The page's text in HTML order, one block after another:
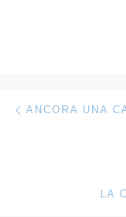
ANCORA UNA
LA